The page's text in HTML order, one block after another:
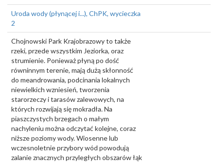
Uroda wody (płynącej i...), ChPK, wycieczka
2
Chojnowski Park Krajobrazowy to także
rzeki, przede wszystkim Jeziorka, oraz
strumienie. Ponieważ płyną po dość
równinnym terenie, mają dużą skłonność
do meandrowania, podcinania lokalnych
niewielkich wzniesień, tworzenia
starorzeczy i tarasów zalewowych, na
których rozwijają się mokradła. Na
piaszczystych brzegach o małym
nachyleniu można odczytać kolejne, coraz
niższe poziomy wody. Wiosenne lub
wczesnoletnie przybory wód powodują
zalanie znacznych przyległych obszarów łąk